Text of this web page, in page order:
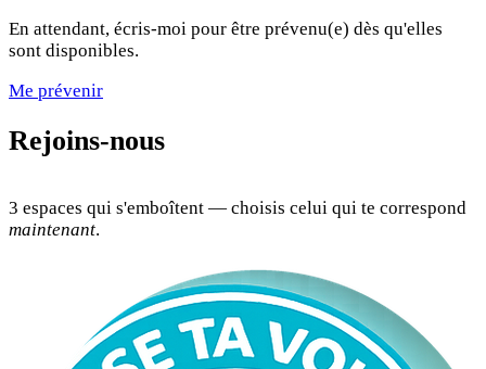
En attendant, écris-moi pour être prévenu(e) dès qu'elles
sont disponibles.
Me prévenir
Rejoins-nous
3 espaces qui s'emboîtent — choisis celui qui te correspond
maintenant.